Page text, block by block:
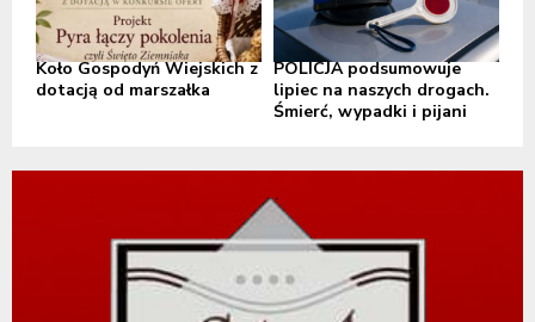
Koło Gospodyń Wiejskich z
dotacją od marszałka
POLICJA podsumowuje
lipiec na naszych drogach.
Śmierć, wypadki i pijani